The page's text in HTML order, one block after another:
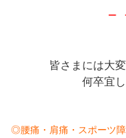
－
皆さまには大
何卒宜
◎腰痛・肩痛・スポーツ